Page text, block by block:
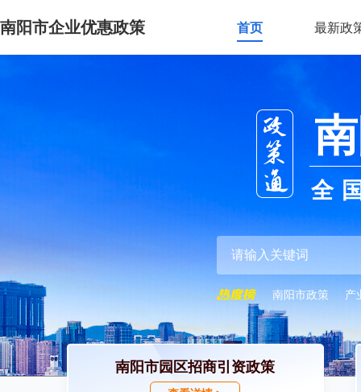
南阳市企业优惠政策 首页 最新政
全
南阳市政策 产
南阳市园区招商引资政策